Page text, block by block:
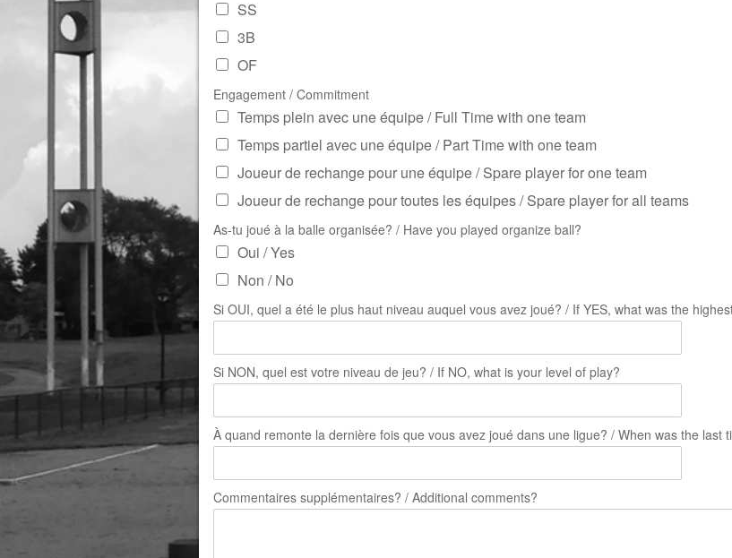
SS
3B
OF
Engagement / Commitment
Temps plein avec une équipe / Full Time with one team
Temps partiel avec une équipe / Part Time with one team
Joueur de rechange pour une équipe / Spare player for one team
Joueur de rechange pour toutes les équipes / Spare player for all teams
As-tu joué à la balle organisée? / Have you played organize ball?
Oui / Yes
Non / No
Si OUI, quel a été le plus haut niveau auquel vous avez joué? / If YES, what was the
Si NON, quel est votre niveau de jeu? / If NO, what is your level of play?
À quand remonte la dernière fois que vous avez joué dans une ligue? / When was the last
Commentaires supplémentaires? / Additional comments?